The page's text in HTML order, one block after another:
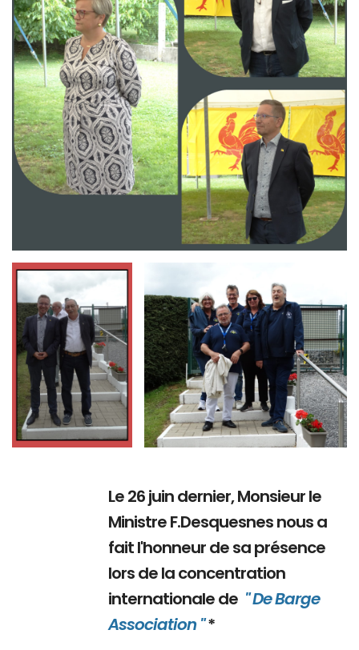
Branding
ARMCHAIR ARMCHAIR
Le 26 juin dernier, Monsieur le
Ministre F.Desquesnes nous a
fait l'honneur de sa présence
lors de la concentration
internationale de " De Barge
Association "*